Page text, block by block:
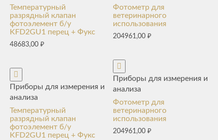
Температурный
разрядный клапан
фотоэлемент б/у
KFD2GU1 перец + Фукс
48683,00 ₽
Приборы для измерения и
анализа
Температурный
разрядный клапан
фотоэлемент б/у
KFD2GU1 перец + Фукс
Фотометр для
ветеринарного
использования
204961,00₽
Приборы для измерения и
анализа
Фотометр для
ветеринарного
использования
204961,00₽